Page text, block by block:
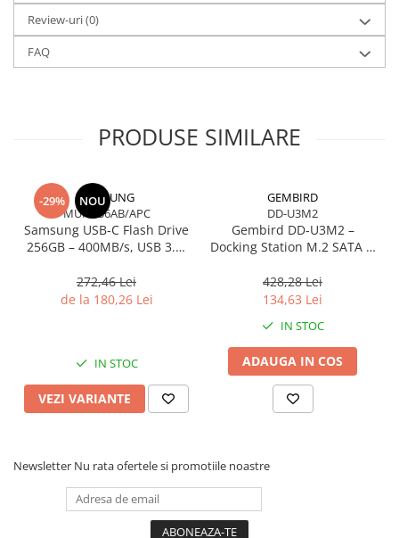
Caști & Microfoane
Caști Business
Căști Gaming & Consumer
Ecrane Digital Signage
Proiectoare Business
Proiectoare Consumer
Componente
Plăci de baza
Plăci de Bază Amd
Procesoare
HDD Interne
Review-uri(0)
FAQ
PRODUSE SIMILARE
-29% NOU
SAMSUNG
MUF-256AB/APC
Samsung USB‑C Flash Drive
256GB – 400MB/s, USB 3.1,
272,46 Lei
de la 180,26 Lei
IN STOC
VEZI VARIANTE
GEMBIRD
DD-U3M2
Gembird DD‑U3M2 –
Docking Station M.2 SATA &
Black
428,28 Lei
134,63 Lei
IN STOC
ADAUGA IN COS
Newsletter Nu rata ofertele si promotiile noastre